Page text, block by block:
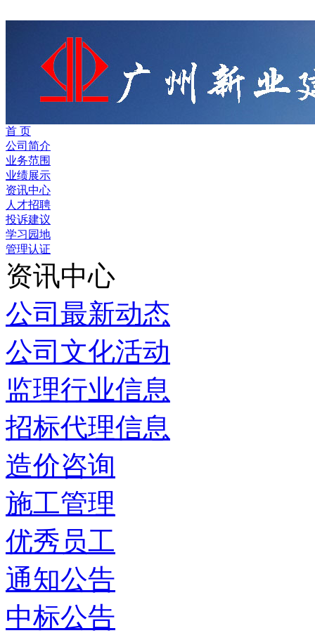
首 页
公司简介
业务范围
业绩展示
资讯中心
人才招聘
投诉建议
学习园地
管理认证
资讯中心
公司最新动态
公司文化活动
监理行业信息
招标代理信息
造价咨询
施工管理
优秀员工
通知公告
中标公告